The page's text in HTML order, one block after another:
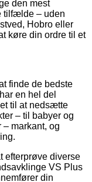
den mest
tilfælde – uden
Hobro eller
køre din ordre til et
finde de bedste
en hel del
til at nedsætte
– til babyer og
markant, og
efterprøve diverse
VS Plus
din